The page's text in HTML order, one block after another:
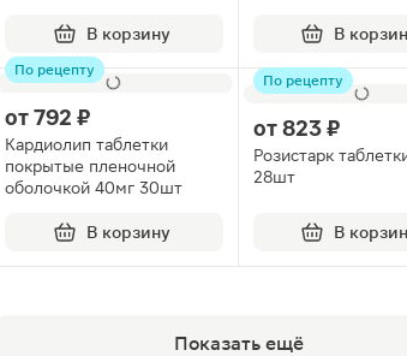
В корзину В
По рецепту
от792 ₽
Кардиолип таблетки
покрытые пленочной
оболочкой 40мг 30шт
В корзину
По рецепту
от823 ₽
Розистарк
28шт
В
Показать ещё